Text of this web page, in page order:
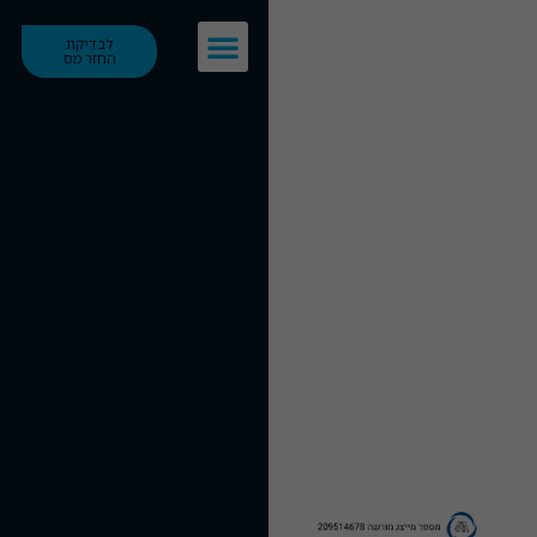
לבדיקת
החזר מס